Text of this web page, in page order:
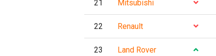
21 Mitsubishi
22 Renault
23 Land Rover